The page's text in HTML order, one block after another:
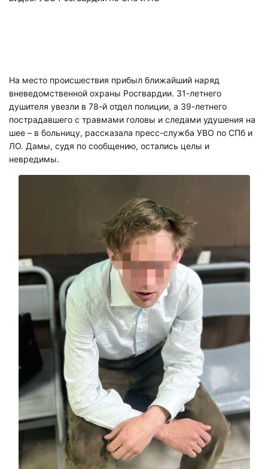
На место происшествия прибыл ближайший наряд
вневедомственной охраны Росгвардии. 31-летнего
душителя увезли в 78-й отдел полиции, а 39-летнего
пострадавшего с травмами головы и следами удушения на
шее – в больницу, рассказала пресс-служба УВО по СПб и
ЛО. Дамы, судя по сообщению, остались целы и
невредимы.